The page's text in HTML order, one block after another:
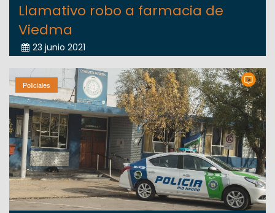
Llamativo robo a farmacia de
Viedma
23 junio 2021
Policiales